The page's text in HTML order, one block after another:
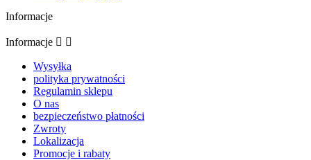
Informacje
Informacje  
Wysyłka
polityka prywatności
Regulamin sklepu
O nas
bezpieczeństwo płatności
Zwroty
Lokalizacja
Promocje i rabaty